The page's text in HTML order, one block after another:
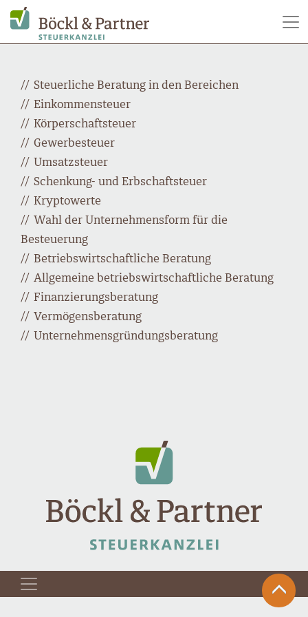
Steuerliche Beratung in den Bereichen
Einkommensteuer
Körperschaftsteuer
Gewerbesteuer
Umsatzsteuer
Schenkung- und Erbschaftsteuer
Kryptowerte
Wahl der Unternehmensform für die
Besteuerung
Betriebswirtschaftliche Beratung
Allgemeine betriebswirtschaftliche Beratung
Finanzierungsberatung
Vermögensberatung
Unternehmensgründungsberatung